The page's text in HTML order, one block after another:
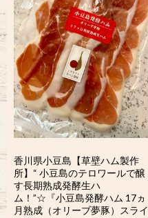
香川県小豆島【草壁ハム製作
所】“ 小豆島のテロワールで醸
す長期熟成発酵生ハ
ム！”☆『小豆島発酵ハム 17ヵ
月熟成（オリーブ夢豚）スライ